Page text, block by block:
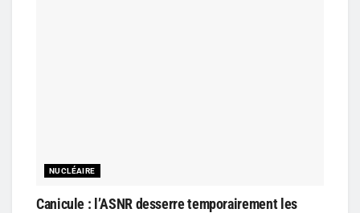
NUCLÉAIRE
Canicule : l’ASNR desserre temporairement les